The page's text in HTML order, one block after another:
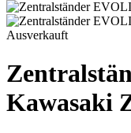
Ausverkauft
Kawasaki